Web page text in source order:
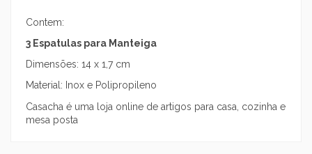
Contem:
3 Espatulas para Manteiga
Dimensões: 14 x 1,7 cm
Material: Inox e Polipropileno
Casacha é uma loja online de artigos para casa, cozinha e
mesa posta